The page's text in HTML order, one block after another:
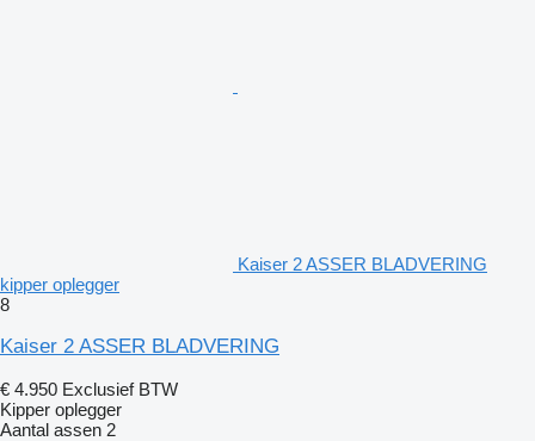
Kaiser 2 ASSER BLADVERING
kipper oplegger
8
Kaiser 2 ASSER BLADVERING
€ 4.950 Exclusief BTW
Kipper oplegger
Aantal assen 2